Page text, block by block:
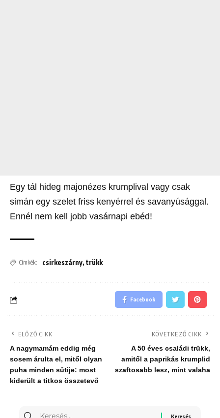
Egy tál hideg majonézes krumplival vagy csak
simán egy szelet friss kenyérrel és savanyúsággal.
Ennél nem kell jobb vasárnapi ebéd!
Címkék: csirkeszárny, trükk
Facebook
ELŐZŐ CIKK
A nagymamám eddig még
sosem árulta el, mitől olyan
puha minden sütije: most
kiderült a titkos összetevő
KÖVETKEZŐ CIKK
A 50 éves családi trükk,
amitől a paprikás krumplid
szaftosabb lesz, mint valaha
Keresés